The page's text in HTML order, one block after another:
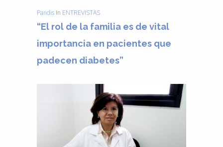
Pandis In ENTREVISTAS
“El rol de la familia es de vital
importancia en pacientes que
padecen diabetes”